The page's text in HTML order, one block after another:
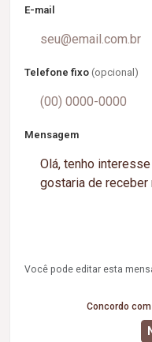
E-mail
Telefone fixo (opcional)
Mensagem
Você pode editar esta
Concordo